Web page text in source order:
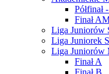
Półfinał
Finał
Liga Juniorów
Liga Juniorek
Liga Juniorów
Finał A
Finał B